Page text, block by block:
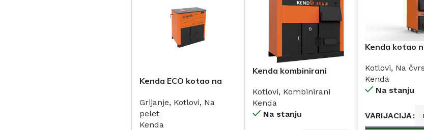
Kenda ECO kotao na
Grijanje, Kotlovi, Na
pelet
Kenda
Kenda kombinirani
Kotlovi, Kombinirani
Kenda
Na stanju
Kenda kotao
Kotlovi, Na
Kenda
Na stanju
VARIJACIJA